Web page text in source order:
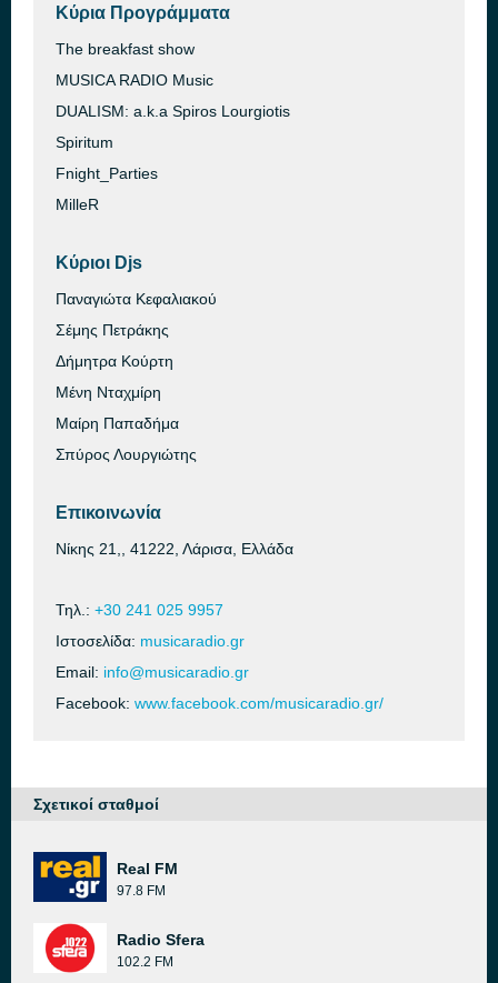
Κύρια Προγράμματα
The breakfast show
MUSICA RADIO Music
DUALISM: a.k.a Spiros Lourgiotis
Spiritum
Fnight_Parties
MilleR
Κύριοι Djs
Παναγιώτα Κεφαλιακού
Σέμης Πετράκης
Δήμητρα Κούρτη
Μένη Νταχμίρη
Μαίρη Παπαδήμα
Σπύρος Λουργιώτης
Επικοινωνία
Νίκης 21,, 41222, Λάρισα, Ελλάδα
Τηλ.: +30 241 025 9957
Ιστοσελίδα: musicaradio.gr
Email: info@musicaradio.gr
Facebook: www.facebook.com/musicaradio.gr/
Σχετικοί σταθμοί
Real FM
97.8 FM
Radio Sfera
102.2 FM